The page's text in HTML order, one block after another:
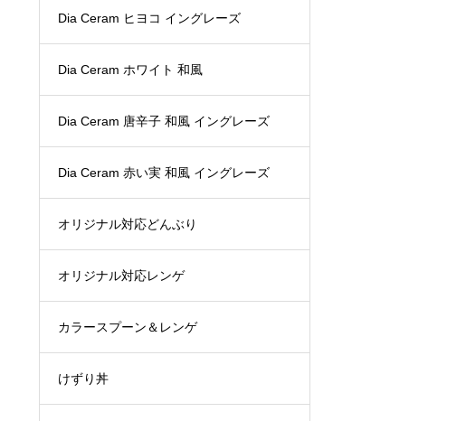
Dia Ceram ヒヨコ イングレーズ
Dia Ceram ホワイト 和風
Dia Ceram 唐辛子 和風 イングレーズ
Dia Ceram 赤い実 和風 イングレーズ
オリジナル対応どんぶり
オリジナル対応レンゲ
カラースプーン＆レンゲ
けずり丼